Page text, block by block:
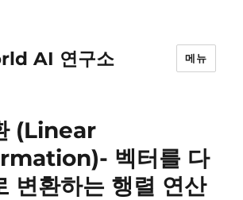
AI 연구소 메뉴
(Linear
벡터를 다
변환하는 행렬 연산